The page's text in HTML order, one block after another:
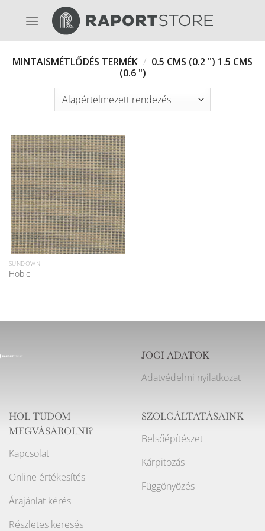
MINTAISMÉTLŐDÉS TERMÉK / 0.5 CMS (0.2 ") 1.5 CMS
(0.6 ")
SUNDOWN
Hobie
JOGI ADATOK
Adatvédelmi nyilatkozat
HOL TUDOM
MEGVÁSÁROLNI?
Kapcsolat
Online értékesítés
Árajánlat kérés
Részletes keresés
SZOLGÁLTATÁSAINK
Belsőépítészet
Kárpitozás
Függönyözés